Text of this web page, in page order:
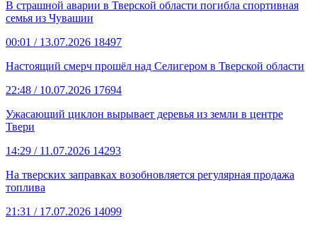
В страшной аварии в Тверской области погибла спортивная
семья из Чувашии
00:01 / 13.07.2026 18497
Настоящий смерч прошёл над Селигером в Тверской области
22:48 / 10.07.2026 17694
Ужасающий циклон вырывает деревья из земли в центре
Твери
14:29 / 11.07.2026 14293
На тверских заправках возобновляется регулярная продажа
топлива
21:31 / 17.07.2026 14099